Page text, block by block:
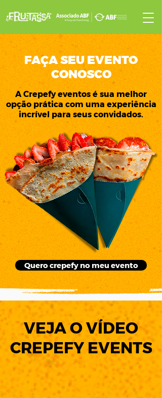
FAÇA SEU EVENTO
CONOSCO
A Crepefy eventos é sua melhor
opção prática com uma experiência
incrível para seus convidados.
Quero crepefy no meu evento
VEJA O VÍDEO
CREPEFY EVENTS